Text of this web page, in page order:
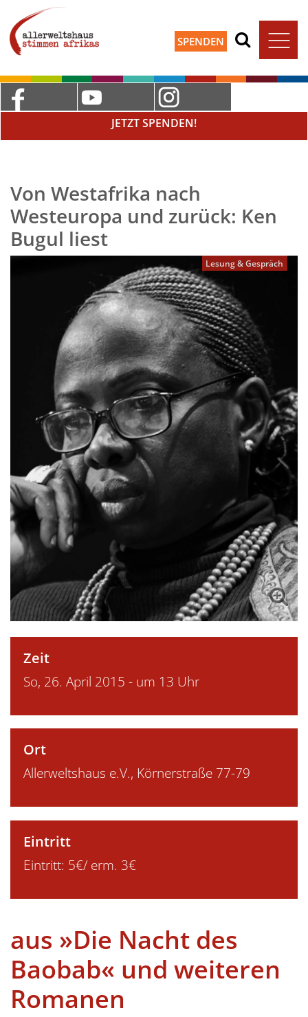
SPENDEN
JETZT SPENDEN!
Von Westafrika nach
Westeuropa und zurück: Ken
Bugul liest
Lesung & Gespräch
Zeit
So, 26. April 2015 - um 13 Uhr
Ort
Allerweltshaus e.V., Körnerstraße 77-79
Eintritt
Eintritt: 5€/ erm. 3€
aus »Die Nacht des
Baobab« und weiteren
Romanen